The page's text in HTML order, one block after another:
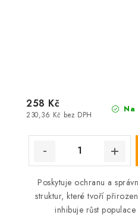
Na
230,36 Kč bez DPH
258 Kč
Poskytuje ochranu a
struktur, které tvoří
inhibuje růst